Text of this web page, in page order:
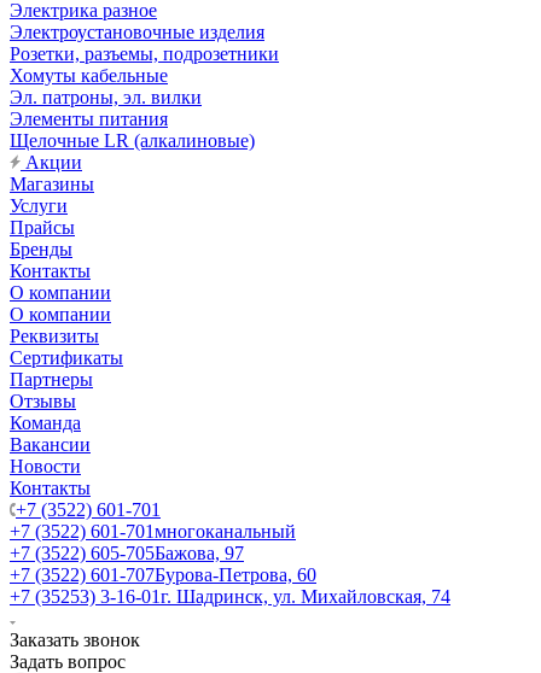
Электрика разное
Электроустановочные изделия
Розетки, разъемы, подрозетники
Хомуты кабельные
Эл. патроны, эл. вилки
Элементы питания
Щелочные LR (алкалиновые)
Акции
Магазины
Услуги
Прайсы
Бренды
Контакты
О компании
О компании
Реквизиты
Сертификаты
Партнеры
Отзывы
Команда
Вакансии
Новости
Контакты
+7 (3522) 601-701
+7 (3522) 601-701многоканальный
+7 (3522) 605-705Бажова, 97
+7 (3522) 601-707Бурова-Петрова, 60
+7 (35253) 3-16-01г. Шадринск, ул. Михайловская, 74
Заказать звонок
Задать вопрос